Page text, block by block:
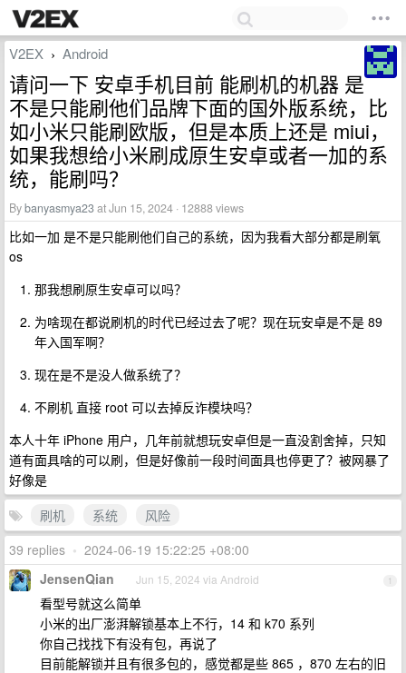
V2EX › Android
请问一下 安卓手机目前 能刷机的机器 是
不是只能刷他们品牌下面的国外版系统，比
如小米只能刷欧版，但是本质上还是 miui，
如果我想给小米刷成原生安卓或者一加的系
统，能刷吗？
Bybanyasmya23at Jun 15, 2024 · 12888 views
比如一加 是不是只能刷他们自己的系统，因为我看大部分都是刷氧
os
那我想刷原生安卓可以吗？
为啥现在都说刷机的时代已经过去了呢？现在玩安卓是不是 89
年入国军啊？
现在是不是没人做系统了？
不刷机 直接 root 可以去掉反诈模块吗？
本人十年 iPhone 用户，几年前就想玩安卓但是一直没割舍掉，只知
道有面具啥的可以刷，但是好像前一段时间面具也停更了？被网暴了
好像是
刷机
系统
风险
39 replies • 2024-06-19 15:22:25 +08:00
1
JensenQian Jun 15, 2024 via Android
看型号就这么简单
小米的出厂澎湃解锁基本上不行，14 和 k70 系列
你自己找找下有没有包，再说了
目前能解锁并且有很多包的，感觉都是些 865 ，870 左右的旧